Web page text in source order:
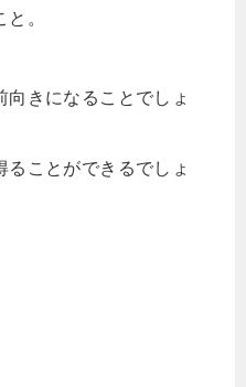
。
きになることでしょ
ることができるでしょ